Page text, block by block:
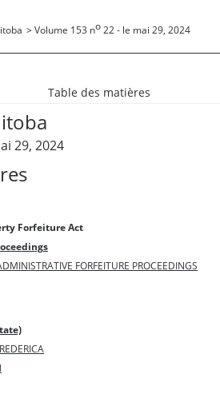
> Volume 153 no 22 - le mai 29, 2024
Table des matières
29, 2024
Forfeiture Act
FORFEITURE PROCEEDINGS